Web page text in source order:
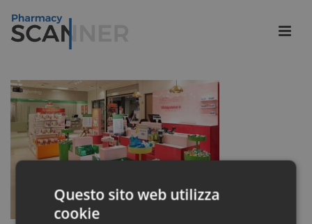
Questo sito web utilizza
cookie